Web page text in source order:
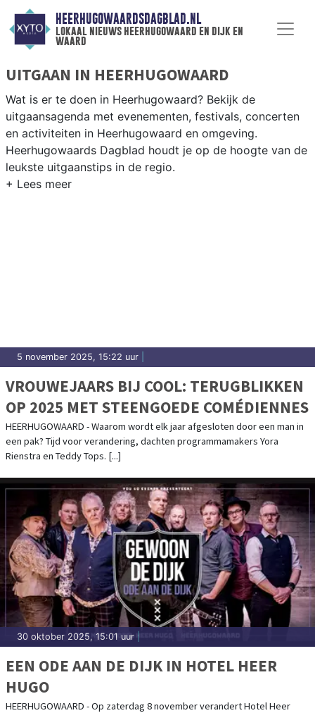
HEERHUGOWAARDSDAGBLAD.NL
lokaal nieuws heerhugowaard en dijk en
waard
UITGAAN IN HEERHUGOWAARD
Wat is er te doen in Heerhugowaard? Bekijk de
uitgaansagenda met evenementen, festivals, concerten
en activiteiten in Heerhugowaard en omgeving.
Heerhugowaards Dagblad houdt je op de hoogte van de
leukste uitgaanstips in de regio.
5 november 2025, 15:22 uur
VROUWEJAARS BIJ COOL: TERUGBLIKKEN
OP 2025 MET STEENGOEDE COMÉDIENNES
HEERHUGOWAARD - Waarom wordt elk jaar afgesloten door een man in
een pak? Tijd voor verandering, dachten programmamakers Yora
Rienstra en Teddy Tops. [...]
30 oktober 2025, 15:01 uur |
EEN ODE AAN DE DIJK IN HOTEL HEER
HUGO
HEERHUGOWAARD - Op zaterdag 8 november verandert Hotel Heer